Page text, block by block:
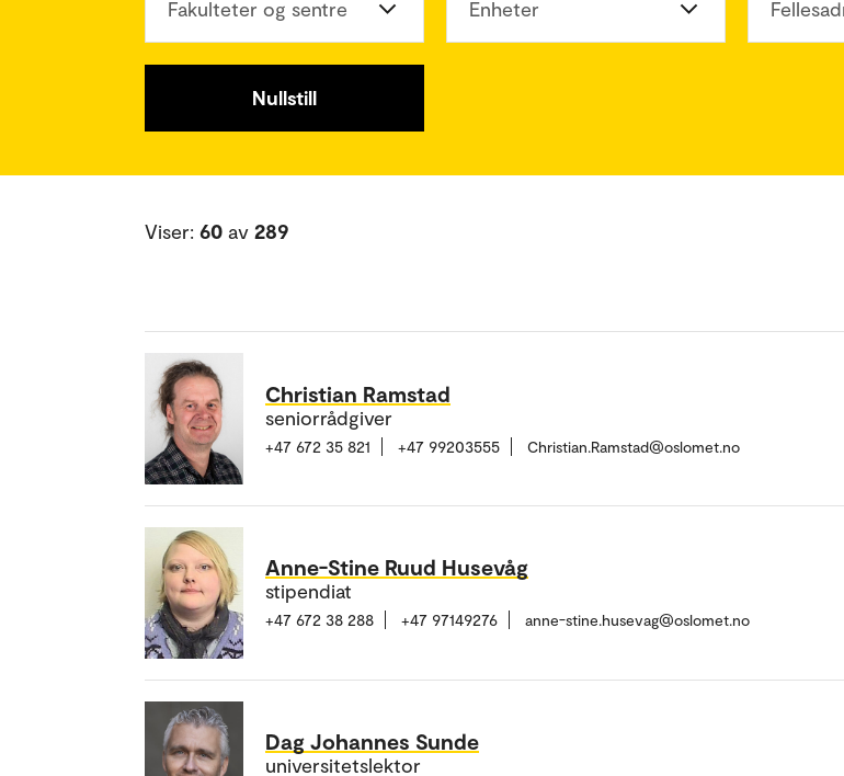
Fakulteter og sentre Enheter
Nullstill
Viser: 60 av 289
Christian Ramstad
seniorrådgiver
+47 672 35 821 +47 99203555 Christian.Ramstad@oslomet.no
Anne-Stine Ruud Husevåg
stipendiat
+47 672 38 288 +47 97149276 anne-stine.husevag@oslomet.no
Dag Johannes Sunde
universitetslektor